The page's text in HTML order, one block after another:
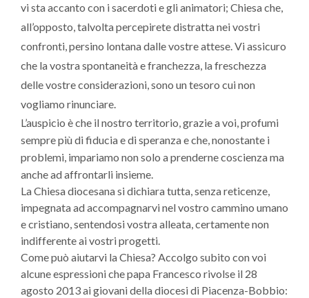
vi sta accanto con i sacerdoti e gli animatori; Chiesa che,
all’opposto, talvolta percepirete distratta nei vostri
confronti, persino lontana dalle vostre attese. Vi assicuro
che la vostra spontaneità e franchezza, la freschezza
delle vostre considerazioni, sono un tesoro cui non
vogliamo rinunciare.
L’auspicio è che il nostro territorio, grazie a voi, profumi
sempre più di fiducia e di speranza e che, nonostante i
problemi, impariamo non solo a prenderne coscienza ma
anche ad affrontarli insieme.
La Chiesa diocesana si dichiara tutta, senza reticenze,
impegnata ad accompagnarvi nel vostro cammino umano
e cristiano, sentendosi vostra alleata, certamente non
indifferente ai vostri progetti.
Come può aiutarvi la Chiesa? Accolgo subito con voi
alcune espressioni che papa Francesco rivolse il 28
agosto 2013 ai giovani della diocesi di Piacenza-Bobbio: